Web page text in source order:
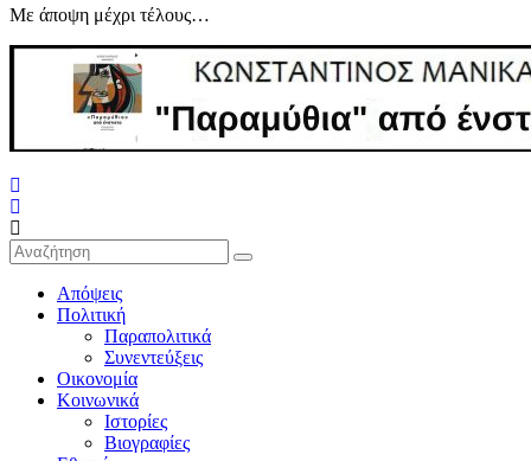
Με άποψη μέχρι τέλους…
Απόψεις
Πολιτική
Παραπολιτικά
Συνεντεύξεις
Οικονομία
Κοινωνικά
Ιστορίες
Βιογραφίες